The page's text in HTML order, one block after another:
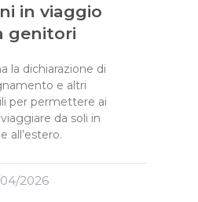
in viaggio
genitori
la dichiarazione di
e altri
per permettere ai
da soli in
all’estero.
2026